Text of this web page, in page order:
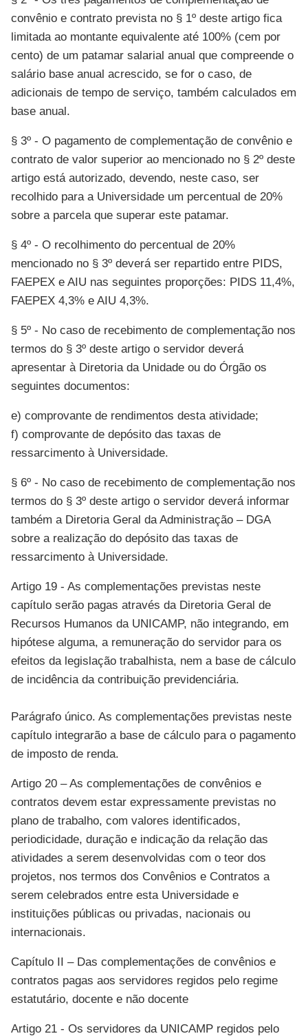
convênio e contrato prevista no § 1º deste artigo fica
limitada ao montante equivalente até 100% (cem por
cento) de um patamar salarial anual que compreende o
salário base anual acrescido, se for o caso, de
adicionais de tempo de serviço, também calculados em
base anual.
§ 3º - O pagamento de complementação de convênio e
contrato de valor superior ao mencionado no § 2º deste
artigo está autorizado, devendo, neste caso, ser
recolhido para a Universidade um percentual de 20%
sobre a parcela que superar este patamar.
§ 4º - O recolhimento do percentual de 20%
mencionado no § 3º deverá ser repartido entre PIDS,
FAEPEX e AIU nas seguintes proporções: PIDS 11,4%,
FAEPEX 4,3% e AIU 4,3%.
§ 5º - No caso de recebimento de complementação nos
termos do § 3º deste artigo o servidor deverá
apresentar à Diretoria da Unidade ou do Órgão os
seguintes documentos:
e) comprovante de rendimentos desta atividade;
f) comprovante de depósito das taxas de
ressarcimento à Universidade.
§ 6º - No caso de recebimento de complementação nos
termos do § 3º deste artigo o servidor deverá informar
também a Diretoria Geral da Administração – DGA
sobre a realização do depósito das taxas de
ressarcimento à Universidade.
Artigo 19 - As complementações previstas neste
capítulo serão pagas através da Diretoria Geral de
Recursos Humanos da UNICAMP, não integrando, em
hipótese alguma, a remuneração do servidor para os
efeitos da legislação trabalhista, nem a base de cálculo
de incidência da contribuição previdenciária.
Parágrafo único. As complementações previstas neste
capítulo integrarão a base de cálculo para o pagamento
de imposto de renda.
Artigo 20 – As complementações de convênios e
contratos devem estar expressamente previstas no
plano de trabalho, com valores identificados,
periodicidade, duração e indicação da relação das
atividades a serem desenvolvidas com o teor dos
projetos, nos termos dos Convênios e Contratos a
serem celebrados entre esta Universidade e
instituições públicas ou privadas, nacionais ou
internacionais.
Capítulo II – Das complementações de convênios e
contratos pagas aos servidores regidos pelo regime
estatutário, docente e não docente
Artigo 21 - Os servidores da UNICAMP regidos pelo